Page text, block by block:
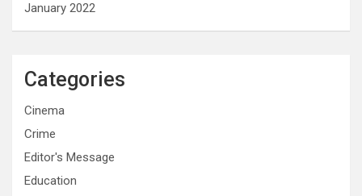
January 2022
Categories
Cinema
Crime
Editor's Message
Education